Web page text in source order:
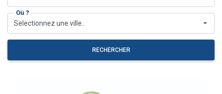
Où ?
Selectionnez une ville..
RECHERCHER